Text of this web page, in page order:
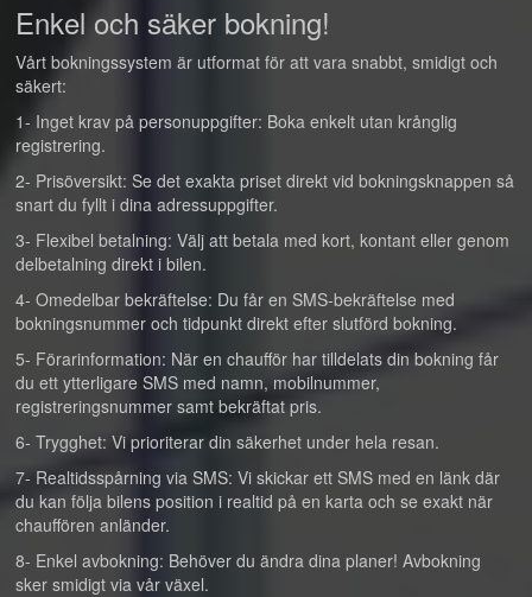
Enkel och säker bokning!
Vårt bokningssystem är utformat för att vara snabbt, smidigt och
säkert:
1- Inget krav på personuppgifter: Boka enkelt utan krånglig
registrering.
2- Prisöversikt: Se det exakta priset direkt vid bokningsknappen så
snart du fyllt i dina adressuppgifter.
3- Flexibel betalning: Välj att betala med kort, kontant eller genom
delbetalning direkt i bilen.
4- Omedelbar bekräftelse: Du får en SMS-bekräftelse med
bokningsnummer och tidpunkt direkt efter slutförd bokning.
5- Förarinformation: När en chaufför har tilldelats din bokning får
du ett ytterligare SMS med namn, mobilnummer,
registreringsnummer samt bekräftat pris.
6- Trygghet: Vi prioriterar din säkerhet under hela resan.
7- Realtidsspårning via SMS: Vi skickar ett SMS med en länk där
du kan följa bilens position i realtid på en karta och se exakt när
chauffören anländer.
8- Enkel avbokning: Behöver du ändra dina planer! Avbokning
sker smidigt via vår växel.